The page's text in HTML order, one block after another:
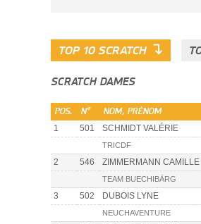
TOP 10 SCRATCH ↴
SCRATCH DAMES
POS. N° NOM, PRÉNOM
1 501 SCHMIDT VALÉRIE
TRICDF
2 546 ZIMMERMANN CAMILLE
TEAM BUECHIBÄRG
3 502 DUBOIS LYNE
NEUCHAVENTURE